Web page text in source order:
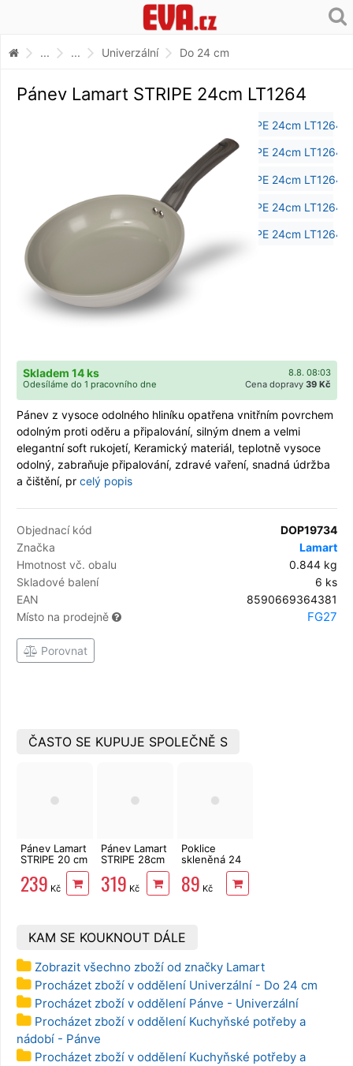
... ... Univerzální Do 24 cm
Pánev Lamart STRIPE 24cm LT1264
8.8. 08:03
Skladem 14 ks
Cena dopravy 39 Kč
Odesíláme do 1 pracovního dne
Pánev z vysoce odolného hliníku opatřena vnitřním povrchem
odolným proti oděru a připalování, silným dnem a velmi
elegantní soft rukojetí, Keramický materiál, teplotně vysoce
odolný, zabraňuje připalování, zdravé vaření, snadná údržba
a čištění, pr celý popis
Objednací kód
DOP19734
Značka
Lamart
Hmotnost vč. obalu
0.844 kg
Skladové balení
6 ks
EAN
8590669364381
Místo na prodejně
FG27
Porovnat
ČASTO SE KUPUJE SPOLEČNĚ S
Pánev Lamart
STRIPE 20 cm
239 Kč
Pánev Lamart
STRIPE 28cm
319 Kč
Poklice
skleněná 24
cm s otvorem
pro únik páry
89 Kč
KAM SE KOUKNOUT DÁLE
Zobrazit všechno zboží od značky Lamart
Procházet zboží v oddělení Univerzální - Do 24 cm
Procházet zboží v oddělení Pánve - Univerzální
Procházet zboží v oddělení Kuchyňské potřeby a
nádobí - Pánve
Procházet zboží v oddělení Kuchyňské potřeby a